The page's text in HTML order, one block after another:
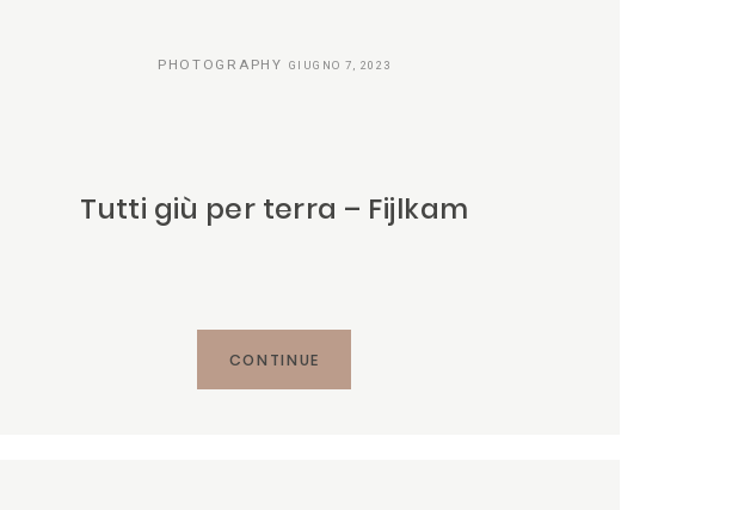
PHOTOGRAPHY GIUGNO 7, 2023
Tutti giù per terra – Fijlkam
CONTINUE